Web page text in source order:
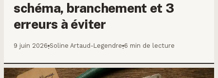
schéma, branchement et 3
erreurs à éviter
9 juin 2026·Soline Artaud-Legendre·6 min de lecture